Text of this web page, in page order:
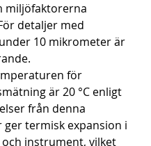
miljöfaktorerna
detaljer med
10 mikrometer är
för
är 20 °C enligt
från denna
termisk expansion i
instrument, vilket